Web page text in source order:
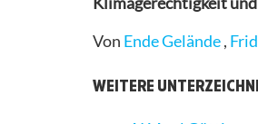
Von Ende Gelände,
WEITERE